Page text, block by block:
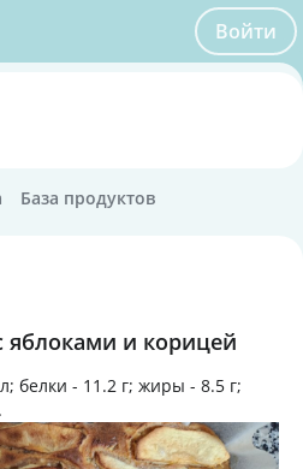
Войти
База продуктов
и корицей
; белки - 11.2 г; жиры - 8.5 г;
.